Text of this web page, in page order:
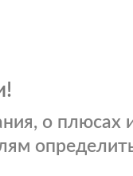
о плюсах